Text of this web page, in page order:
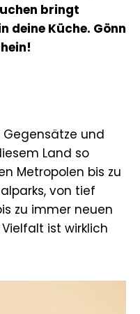
bringt
deine Küche. Gönn
und
Land so
Metropolen bis zu
von tief
zu immer neuen
ist wirklich